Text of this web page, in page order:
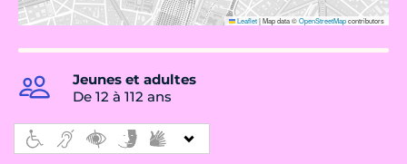
Leaflet|Map data ©OpenStreetMapcontributors
Jeunes et adultes
De 12 à 112 ans